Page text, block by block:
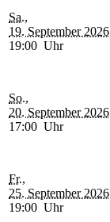
Sa.,
19. September 2026
19:00 Uhr
So.,
20. September 2026
17:00 Uhr
Fr.,
25. September 2026
19:00 Uhr